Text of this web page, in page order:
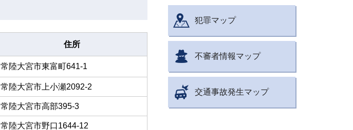
住所
常陸大宮市東富町641-1
常陸大宮市上小瀬2092-2
常陸大宮市高部395-3
常陸大宮市野口1644-12
犯罪マップ
不審者情報マップ
交通事故発生マップ